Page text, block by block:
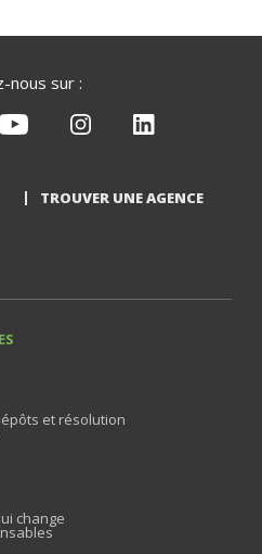
nous sur :
TROUVER UNE AGENCE
et résolution
change